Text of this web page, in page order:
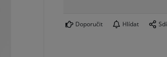
Doporučit Hlídat